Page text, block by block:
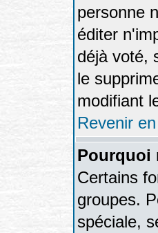
personne
éditer
déjà voté,
le
modifiant
Revenir
Pourquoi
Certains
groupes.
spéciale,